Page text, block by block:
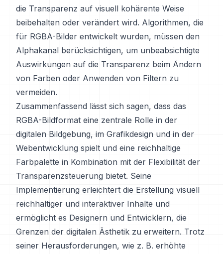
die Transparenz auf visuell kohärente Weise
beibehalten oder verändert wird. Algorithmen, die
für RGBA-Bilder entwickelt wurden, müssen den
Alphakanal berücksichtigen, um unbeabsichtigte
Auswirkungen auf die Transparenz beim Ändern
von Farben oder Anwenden von Filtern zu
vermeiden.
Zusammenfassend lässt sich sagen, dass das
RGBA-Bildformat eine zentrale Rolle in der
digitalen Bildgebung, im Grafikdesign und in der
Webentwicklung spielt und eine reichhaltige
Farbpalette in Kombination mit der Flexibilität der
Transparenzsteuerung bietet. Seine
Implementierung erleichtert die Erstellung visuell
reichhaltiger und interaktiver Inhalte und
ermöglicht es Designern und Entwicklern, die
Grenzen der digitalen Ästhetik zu erweitern. Trotz
seiner Herausforderungen, wie z. B. erhöhte